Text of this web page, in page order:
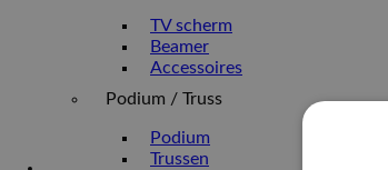
TV scherm
Beamer
Accessoires
Podium / Truss
Podium
Trussen